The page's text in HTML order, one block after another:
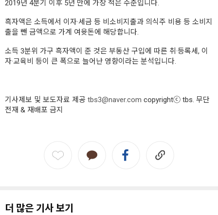
2019년 4분기 이후 5년 만에 가장 적은 수준입니다.
흑자액은 소득에서 이자·세금 등 비소비지출과 의식주 비용 등 소비지
출을 뺀 금액으로 가계 여윳돈에 해당합니다.
소득 3분위 가구 흑자액이 준 것은 부동산 구입에 따른 취·등록세, 이
자·교육비 등이 큰 폭으로 늘어난 영향이라는 분석입니다.
기사제보 및 보도자료 제공 tbs3@naver.com copyrightⓒ tbs. 무단
전재 & 재배포 금지
더 많은 기사 보기